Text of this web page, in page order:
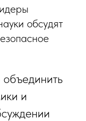
обсудят
и